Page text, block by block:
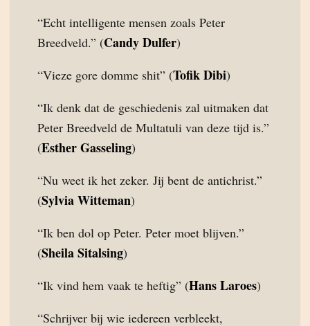
“Echt intelligente mensen zoals Peter
Breedveld.” (Candy Dulfer)
“Vieze gore domme shit” (Tofik Dibi)
“Ik denk dat de geschiedenis zal uitmaken dat
Peter Breedveld de Multatuli van deze tijd is.”
(Esther Gasseling)
“Nu weet ik het zeker. Jij bent de antichrist.”
(Sylvia Witteman)
“Ik ben dol op Peter. Peter moet blijven.”
(Sheila Sitalsing)
“Ik vind hem vaak te heftig” (Hans Laroes)
“Schrijver bij wie iedereen verbleekt,